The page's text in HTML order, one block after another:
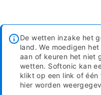
De wetten inzake het
land. We moedigen
aan of keuren het niet
wetten. Softonic kan
klikt op een link of
hier worden